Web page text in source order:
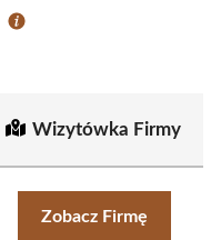
Wizytówka Firmy
Zobacz Firmę